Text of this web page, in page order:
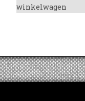
winkelwagen